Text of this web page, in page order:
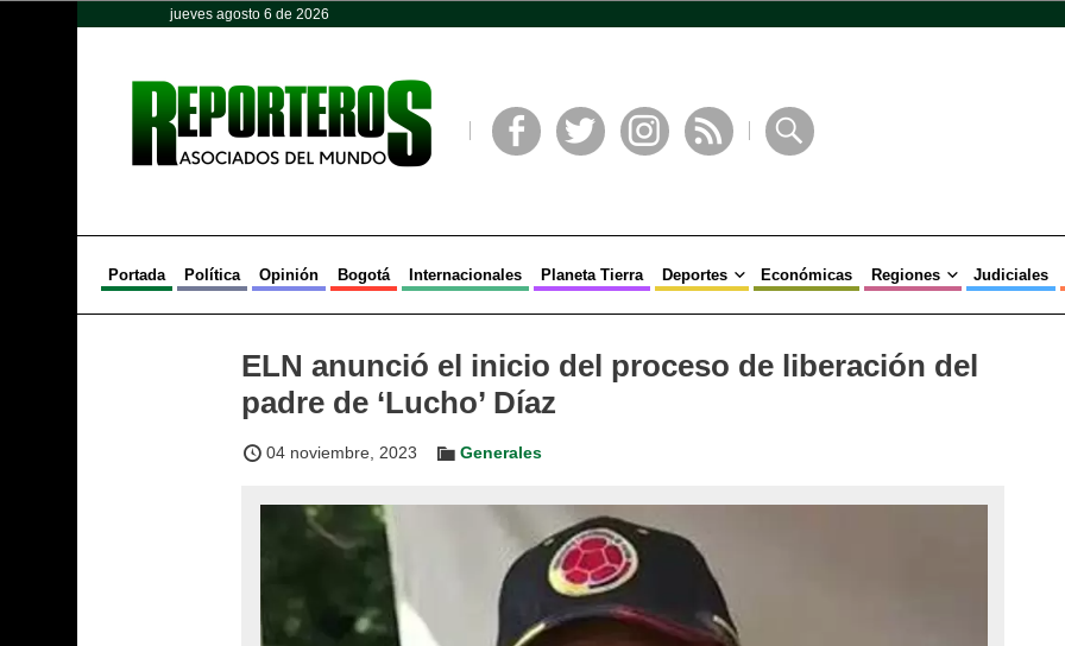
jueves agosto 6 de 2026
Portada Política Opinión Bogotá Internacionales Planeta Tierra Deportes Económicas Regiones Judiciales
ELN anunció el inicio del proceso de liberación del
padre de ‘Lucho’ Díaz
04 noviembre, 2023 Generales
Opinión Política